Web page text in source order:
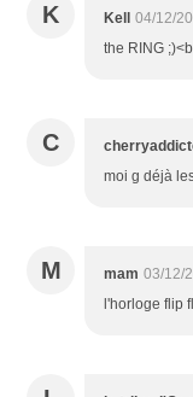
K Kell
04/12/
the RING
C
moi g déjà
M mam 03/12/
l'horloge flip